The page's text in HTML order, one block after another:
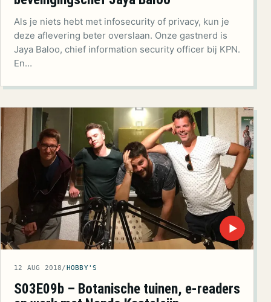
Als je niets hebt met infosecurity of privacy, kun je
deze aflevering beter overslaan. Onze gastnerd is
Jaya Baloo, chief information security officer bij KPN.
En…
▶
12 AUG 2018/HOBBY'S
S03E09b – Botanische tuinen, e-readers